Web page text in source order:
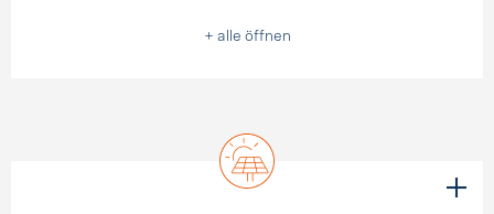
+ alle öffnen